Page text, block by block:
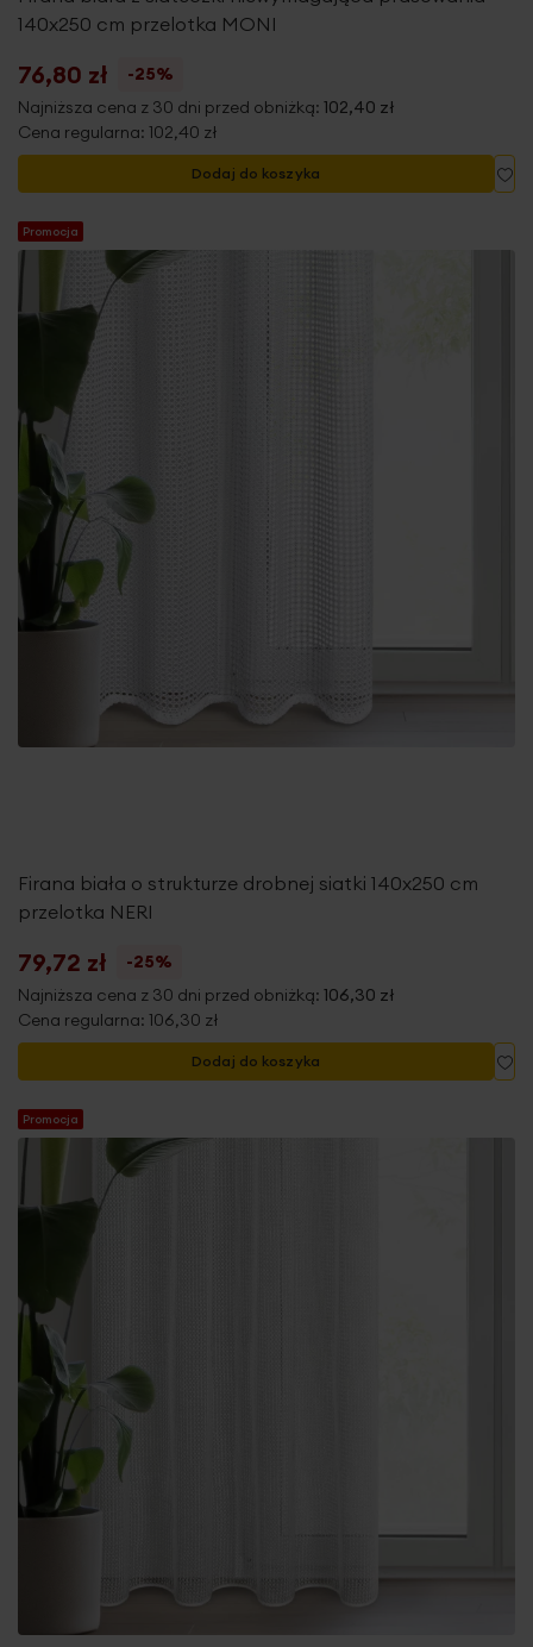
140x250 cm przelotka MONI
76,80 zł
-25%
Najniższa cena z 30 dni przed obniżką: 102,40 zł
Cena regularna: 102,40 zł
Dodaj do koszyka
Promocja
Firana biała o strukturze drobnej siatki 140x250 cm
przelotka NERI
79,72 zł
-25%
Najniższa cena z 30 dni przed obniżką: 106,30 zł
Cena regularna: 106,30 zł
Dodaj do koszyka
Promocja